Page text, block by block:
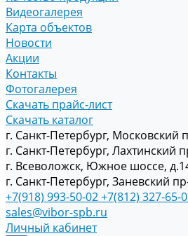
Видеогалерея
Карта объектов
Новости
Акции
Контакты
Фотогалерея
Скачать прайс-лист
Скачать каталог
г. Санкт-Петербург, Московский
г. Санкт-Петербург, Лахтинский
г. Всеволожск, Южное шоссе,
г. Санкт-Петербург, Заневский
+7(918) 993-50-02+7(812) 327-65-
sales@vibor-spb.ru
Личный кабинет